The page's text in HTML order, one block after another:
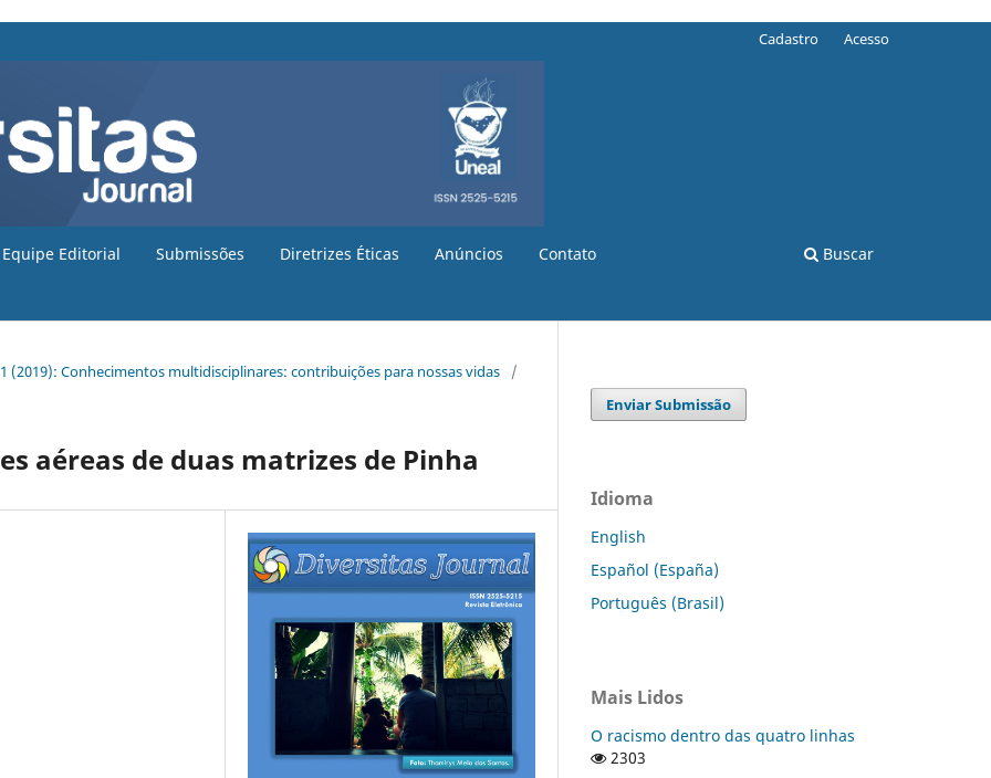
Equipe Editorial Submissões Diretrizes Éticas Anúncios Contato Buscar
Cadastro Acesso
(2019): Conhecimentos multidisciplinares: contribuições para nossas vidas
/
aéreas de duas matrizes de Pinha
Enviar Submissão
Idioma
English
Español (España)
Português (Brasil)
Mais Lidos
O racismo dentro das quatro linhas
2303